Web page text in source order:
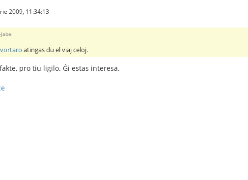
2009, 11:34:13
vortaro atingas du el viaj celoj.
pro tiu ligilo. Ĝi estas interesa.